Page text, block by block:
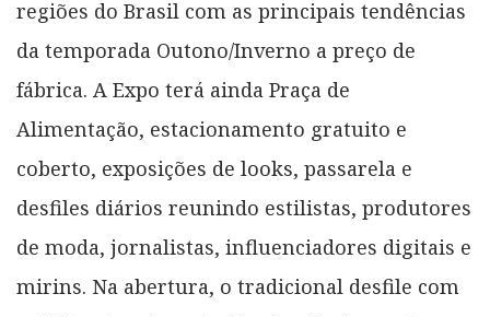
regiões do Brasil com as principais tendências
da temporada Outono/Inverno a preço de
fábrica. A Expo terá ainda Praça de
Alimentação, estacionamento gratuito e
coberto, exposições de looks, passarela e
desfiles diários reunindo estilistas, produtores
de moda, jornalistas, influenciadores digitais e
mirins. Na abertura, o tradicional desfile com